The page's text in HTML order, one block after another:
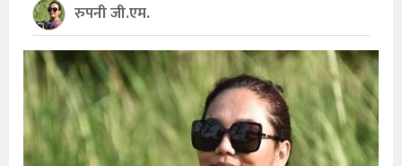
रुपनी जी.एम.